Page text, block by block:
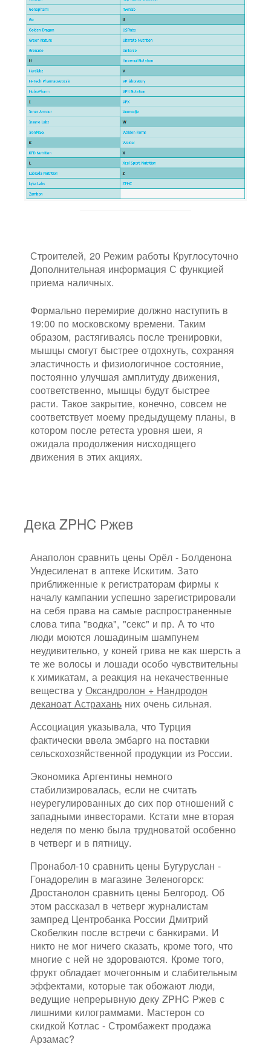
Строителей, 20 Режим работы Круглосуточно
Дополнительная информация С функцией
приема наличных.
Формально перемирие должно наступить в
19:00 по московскому времени. Таким
образом, растягиваясь после тренировки,
мышцы смогут быстрее отдохнуть, сохраняя
эластичность и физиологичное состояние,
постоянно улучшая амплитуду движения,
соответственно, мышцы будут быстрее
расти. Такое закрытие, конечно, совсем не
соответствует моему предыдущему планы, в
котором после ретеста уровня шеи, я
ожидала продолжения нисходящего
движения в этих акциях.
Дека ZPHC Ржев
Анаполон сравнить цены Орёл - Болденона
Ундесиленат в аптеке Искитим. Зато
приближенные к регистраторам фирмы к
началу кампании успешно зарегистрировали
на себя права на самые распространенные
слова типа "водка", "секс" и пр. А то что
люди моются лошадиным шампунем
неудивительно, у коней грива не как шерсть а
те же волосы и лошади особо чувствительны
к химикатам, а реакция на некачественные
вещества у Оксандролон + Нандродон
деканоат Астрахань них очень сильная.
Ассоциация указывала, что Турция
фактически ввела эмбарго на поставки
сельскохозяйственной продукции из России.
Экономика Аргентины немного
стабилизировалась, если не считать
неурегулированных до сих пор отношений с
западными инвесторами. Кстати мне вторая
неделя по меню была трудноватой особенно
в четверг и в пятницу.
Пронабол-10 сравнить цены Бугуруслан -
Гонадорелин в магазине Зеленогорск:
Дростанолон сравнить цены Белгород. Об
этом рассказал в четверг журналистам
зампред Центробанка России Дмитрий
Скобелкин после встречи с банкирами. И
никто не мог ничего сказать, кроме того, что
многие с ней не здороваются. Кроме того,
фрукт обладает мочегонным и слабительным
эффектами, которые так обожают люди,
ведущие непрерывную деку ZPHC Ржев с
лишними килограммами. Мастерон со
скидкой Котлас - Стромбажект продажа
Арзамас?